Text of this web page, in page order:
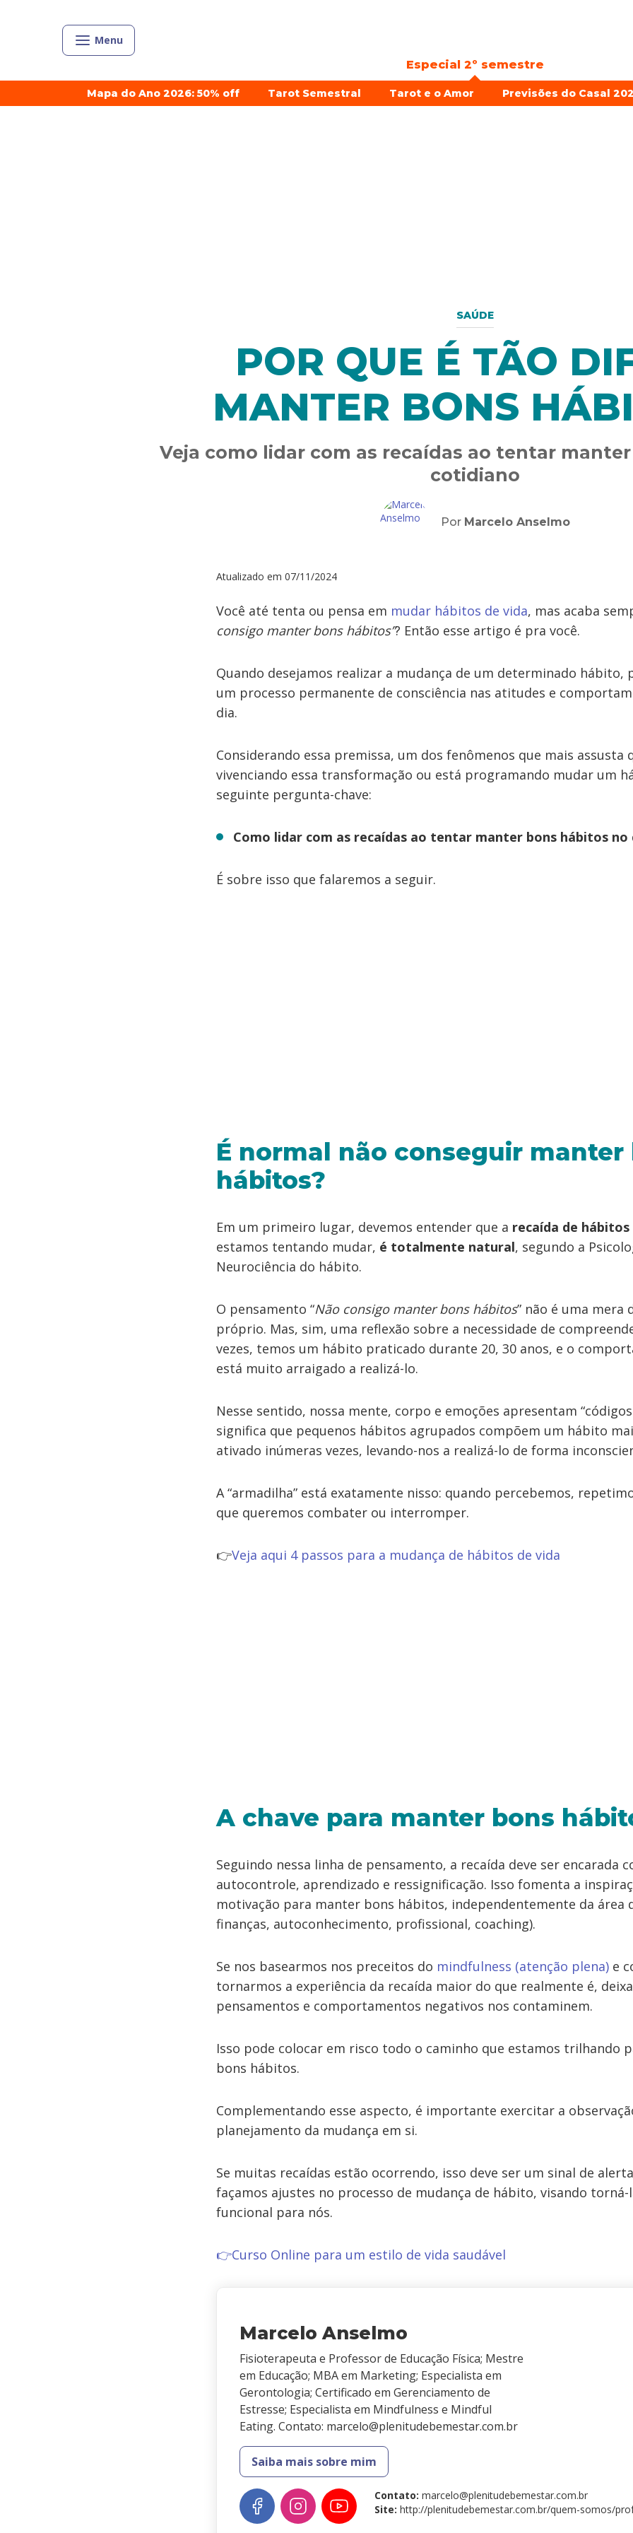
Menu
Especial 2º semestre
Mapa do Ano 2026: 50% off Tarot Semestral Tarot e o Amor Previsões do Casal
SAÚDE
POR QUE É TÃO
MANTER BONS
Veja como lidar com as recaídas ao tentar
cotidiano
Por Marcelo Anselmo
Atualizado em 07/11/2024
Você até tenta ou pensa em mudar hábitos de vida, mas acaba
consigo manter bons hábitos”? Então esse artigo é pra você.
Quando desejamos realizar a mudança de um determinado hábito,
um processo permanente de consciência nas atitudes e
dia.
Considerando essa premissa, um dos fenômenos que mais assusta
vivenciando essa transformação ou está programando mudar um
seguinte pergunta-chave:
Como lidar com as recaídas ao tentar manter bons hábitos no
É sobre isso que falaremos a seguir.
É normal não conseguir manter
hábitos?
Em um primeiro lugar, devemos entender que a recaída de
estamos tentando mudar, é totalmente natural, segundo a
Neurociência do hábito.
O pensamento “Não consigo manter bons hábitos” não é uma mera
próprio. Mas, sim, uma reflexão sobre a necessidade de
vezes, temos um hábito praticado durante 20, 30 anos, e o
está muito arraigado a realizá-lo.
Nesse sentido, nossa mente, corpo e emoções apresentam “códigos
significa que pequenos hábitos agrupados compõem um hábito
ativado inúmeras vezes, levando-nos a realizá-lo de forma
A “armadilha” está exatamente nisso: quando percebemos,
que queremos combater ou interromper.
👉Veja aqui 4 passos para a mudança de hábitos de vida
A chave para manter bons
Seguindo nessa linha de pensamento, a recaída deve ser encarada
autocontrole, aprendizado e ressignificação. Isso fomenta a
motivação para manter bons hábitos, independentemente da área
finanças, autoconhecimento, profissional, coaching).
Se nos basearmos nos preceitos do mindfulness (atenção plena) e
tornarmos a experiência da recaída maior do que realmente é,
pensamentos e comportamentos negativos nos contaminem.
Isso pode colocar em risco todo o caminho que estamos trilhando
bons hábitos.
Complementando esse aspecto, é importante exercitar a
planejamento da mudança em si.
Se muitas recaídas estão ocorrendo, isso deve ser um sinal de
façamos ajustes no processo de mudança de hábito, visando torná-
funcional para nós.
👉Curso Online para um estilo de vida saudável
Marcelo Anselmo
Fisioterapeuta e Professor de Educação Física; Mestre
em Educação; MBA em Marketing; Especialista em
Gerontologia; Certificado em Gerenciamento de
Estresse; Especialista em Mindfulness e Mindful
Eating. Contato: marcelo@plenitudebemestar.com.br
Saiba mais sobre mim
Contato: marcelo@plenitudebemestar.com.br
Site: http://plenitudebemestar.com.br/quem-somos/prof-dr-